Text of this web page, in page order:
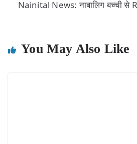
Nainital News: नाबालिग बच्ची से
You May Also Like